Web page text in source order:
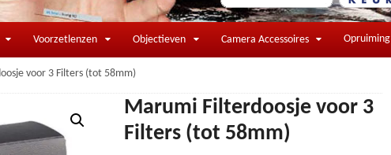
Voorzetlenzen Objectieven Camera Accessoires Opruiming
voor 3 Filters (tot 58mm)
Marumi Filterdoosje voor 3
Filters (tot 58mm)